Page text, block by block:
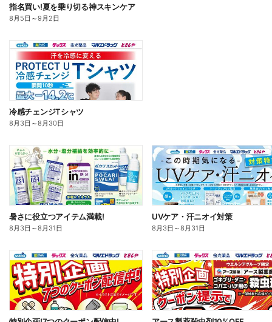
指名買い!夏を乗り切る神スキンケア
8月5日 ～9月2日
冷感チェンジTシャツ
8月3日 ～8月30日
暑さに役立つアイテム満載!
8月3日 ～8月31日
UVケア・汗ニオイ対策
8月3日 ～8月31日